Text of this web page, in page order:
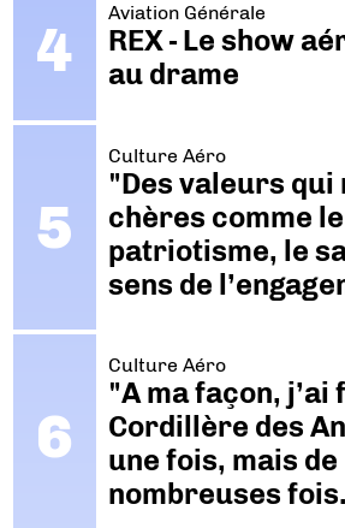
Aviation Générale
REX - Le show
au drame
Culture Aéro
"Des valeurs qui
chères comme
patriotisme, le
sens de
Culture Aéro
"A ma façon,
Cordillère des
une fois, mais de
nombreuses